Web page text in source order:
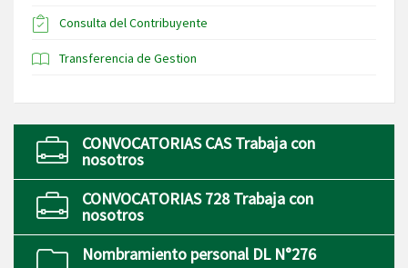
Consulta del Contribuyente
Transferencia de Gestion
CONVOCATORIAS CAS Trabaja con
nosotros
CONVOCATORIAS 728 Trabaja con
nosotros
Nombramiento personal DL N°276